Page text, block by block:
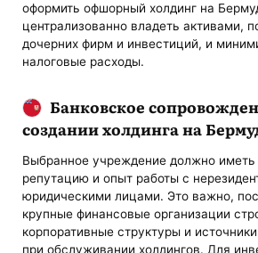
оформить офшорный холдинг на
централизованно владеть активами,
дочерних фирм и инвестиций, и
налоговые расходы.
Банковское
создании холдинга на
Выбранное учреждение должно
репутацию и опыт работы с
юридическими лицами. Это важно,
крупные финансовые организации
корпоративные структуры и
при обслуживании холдингов. Для